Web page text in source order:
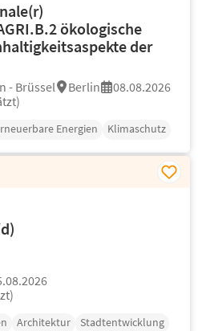
ökologische
der
- Brüssel Berlin
08.08.2026
Energien Klimaschutz
Architektur
Stadtentwicklung